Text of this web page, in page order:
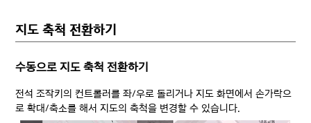
지도 축척 전환하기
수동으로 지도 축척 전환하기
전석 조작키의 컨트롤러를 좌/우로 돌리거나 지도 화면에서 손가락으
로 확대/축소를 해서 지도의 축척을 변경할 수 있습니다.